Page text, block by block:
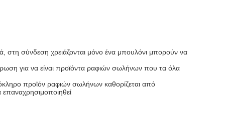
στη σύνδεση χρειάζονται μόνο ένα μπουλόνι μπορούν να
για να είναι προϊόντα ραφιών σωλήνων που τα όλα
προϊόν ραφιών σωλήνων καθορίζεται από